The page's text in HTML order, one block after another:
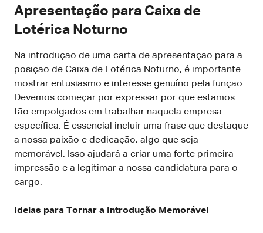
Apresentação para Caixa de
Lotérica Noturno
Na introdução de uma carta de apresentação para a
posição de Caixa de Lotérica Noturno, é importante
mostrar entusiasmo e interesse genuíno pela função.
Devemos começar por expressar por que estamos
tão empolgados em trabalhar naquela empresa
específica. É essencial incluir uma frase que destaque
a nossa paixão e dedicação, algo que seja
memorável. Isso ajudará a criar uma forte primeira
impressão e a legitimar a nossa candidatura para o
cargo.
Ideias para Tornar a Introdução Memorável